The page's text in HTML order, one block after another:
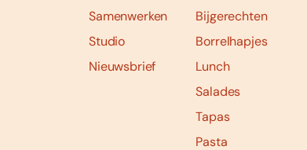
Samenwerken
Studio
Nieuwsbrief
Bijgerechten
Borrelhapjes
Lunch
Salades
Tapas
Pasta